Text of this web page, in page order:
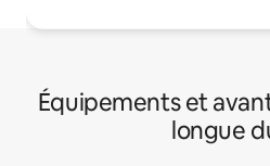
Équipements et
longue